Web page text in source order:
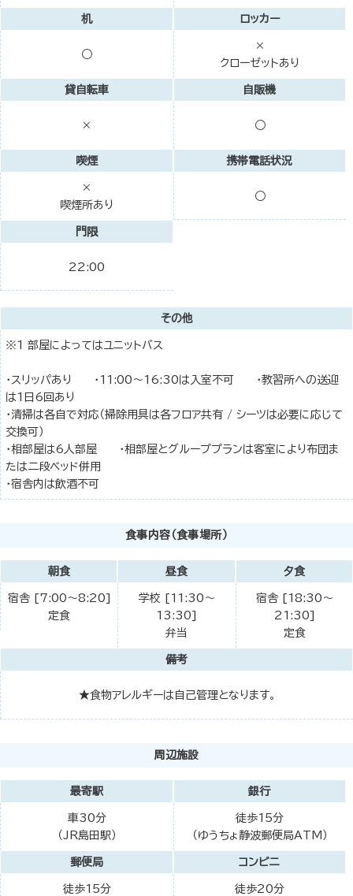
机
○
ロッカー
×
クローゼットあり
貸自転車
×
自販機
○
喫煙
×
喫煙所あり
携帯電話状況
○
門限
22:00
その他
※1 部屋によってはユニットバス
・スリッパあり ・11:00～16:30は入室不可 ・教習所への送迎
は1日6回あり
・清掃は各自で対応（掃除用具は各フロア共有 / シーツは必要に応じて
交換可）
・相部屋は6人部屋 ・相部屋とグループプランは客室により布団ま
たは二段ベッド併用
・宿舎内は飲酒不可
食事内容（食事場所）
朝食
宿舎 [7:00～8:20]
定食
昼食
学校 [11:30～
13:30]
弁当
夕食
宿舎 [18:30～
21:30]
定食
備考
★食物アレルギーは自己管理となります。
周辺施設
最寄駅
車30分
（JR島田駅）
銀行
徒歩15分
（ゆうちょ静波郵便局ATM）
郵便局
徒歩15分
コンビニ
徒歩20分